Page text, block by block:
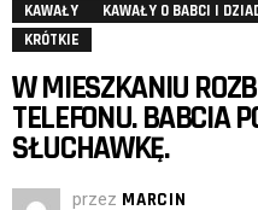
KAWAŁY KAWAŁY O BABCI I
KRÓTKIE
W MIESZKANIU
TELEFONU. BABCIA
SŁUCHAWKĘ.
przez MARCIN